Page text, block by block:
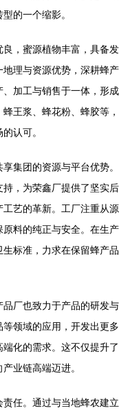
的一个缩影。
，蜜源植物丰富，具备发
理与资源优势，深耕蜂产
加工与销售于一体，形成
王浆、蜂花粉、蜂胶等，
认可。
集团的资源与平台优势。
，为荣鑫厂提供了坚实后
艺的革新。工厂注重从源
料的纯正与安全。在生产
标准，力求在保留蜂产品
厂也致力于产品的研发与
领域的应用，开发出更多
化的需求。这不仅提升了
业链高端迈进。
任。通过与当地蜂农建立